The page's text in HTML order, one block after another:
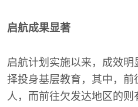
启航成果显著
启航计划实施以来，成效
择投身基层教育，其中，
人，而前往欠发达地区的